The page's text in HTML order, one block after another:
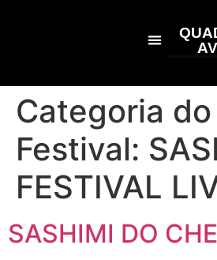
Categoria do
Festival:
FESTIVAL
SASHIMI DO